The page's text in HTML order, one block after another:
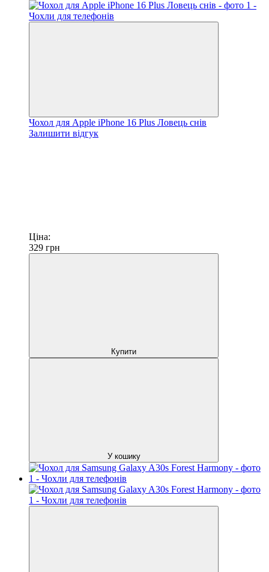
Чохол для Apple iPhone 16 Plus Ловець снів
Залишити відгук
Ціна:
329 грн
Купити
У кошику